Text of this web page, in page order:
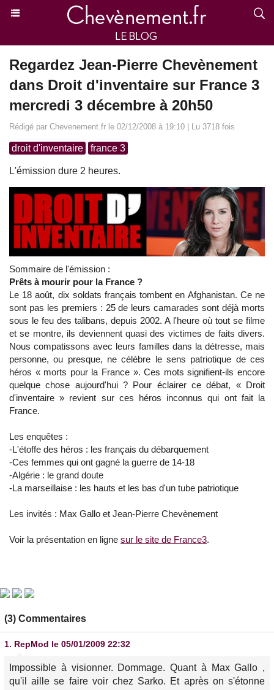
Regardez Jean-Pierre Chevènement
dans Droit d'inventaire sur France 3
mercredi 3 décembre à 20h50
Rédigé par Chevenement.fr le 02/12/2008 à 19:10 | Lu 3718 fois
droit d'inventaire france 3
L'émission dure 2 heures.
Sommaire de l'émission :
Prêts à mourir pour la France ?
Le 18 août, dix soldats français tombent en Afghanistan. Ce ne
sont pas les premiers : 25 de leurs camarades sont déjà morts
sous le feu des talibans, depuis 2002. A l'heure où tout se filme
et se montre, ils deviennent quasi des victimes de faits divers.
Nous compatissons avec leurs familles dans la détresse, mais
personne, ou presque, ne célèbre le sens patriotique de ces
héros « morts pour la France ». Ces mots signifient-ils encore
quelque chose aujourd'hui ? Pour éclairer ce débat, « Droit
d'inventaire » revient sur ces héros inconnus qui ont fait la
France.
Les enquêtes :
-L'étoffe des héros : les français du débarquement
-Ces femmes qui ont gagné la guerre de 14-18
-Algérie : le grand doute
-La marseillaise : les hauts et les bas d'un tube patriotique
Les invités : Max Gallo et Jean-Pierre Chevènement
Voir la présentation en ligne sur le site de France3.
(3) Commentaires
1. RepMod le 05/01/2009 22:32
Impossible à visionner. Dommage. Quant à Max Gallo ,
qu'il aille se faire voir chez Sarko. Et après on s'étonne